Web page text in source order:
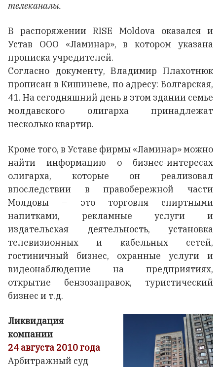
телеканалы.
В распоряжении RISE Moldova оказался и
Устав ООО «Ламинар», в котором указана
прописка учредителей.
Согласно документу, Владимир Плахотнюк
прописан в Кишиневе, по адресу: Болгарская,
41. На сегодняшний день в этом здании семье
молдавского олигарха принадлежат
несколько квартир.
Кроме того, в Уставе фирмы «Ламинар» можно
найти информацию о бизнес-интересах
олигарха, которые он реализовал
впоследствии в правобережной части
Молдовы – это торговля спиртными
напитками, рекламные услуги и
издательская деятельность, установка
телевизионных и кабельных сетей,
гостиничный бизнес, охранные услуги и
видеонаблюдение на предприятиях,
открытие бензозаправок, туристический
бизнес и т.д.
Ликвидация
компании
24 августа 2010года
Арбитражный суд